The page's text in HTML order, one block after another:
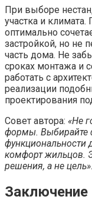
При выборе
участка и
оптимально
застройкой, но не
часть дома. Не
сроках монтажа и
работать с
реализации
проектирования
Совет автора: «Не
формы. Выбирайте
функциональности
комфорт жильцов.
решения, а не цель».
Заключение